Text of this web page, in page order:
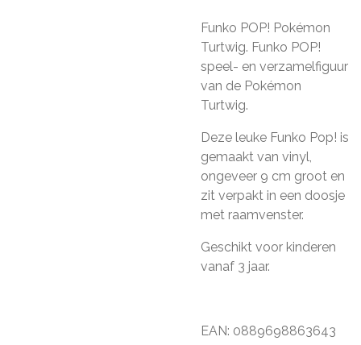
Funko POP! Pokémon
Turtwig. Funko POP!
speel- en verzamelfiguur
van de Pokémon
Turtwig.
Deze leuke Funko Pop! is
gemaakt van vinyl,
ongeveer 9 cm groot en
zit verpakt in een doosje
met raamvenster.
Geschikt voor kinderen
vanaf 3 jaar.
EAN: 0889698863643